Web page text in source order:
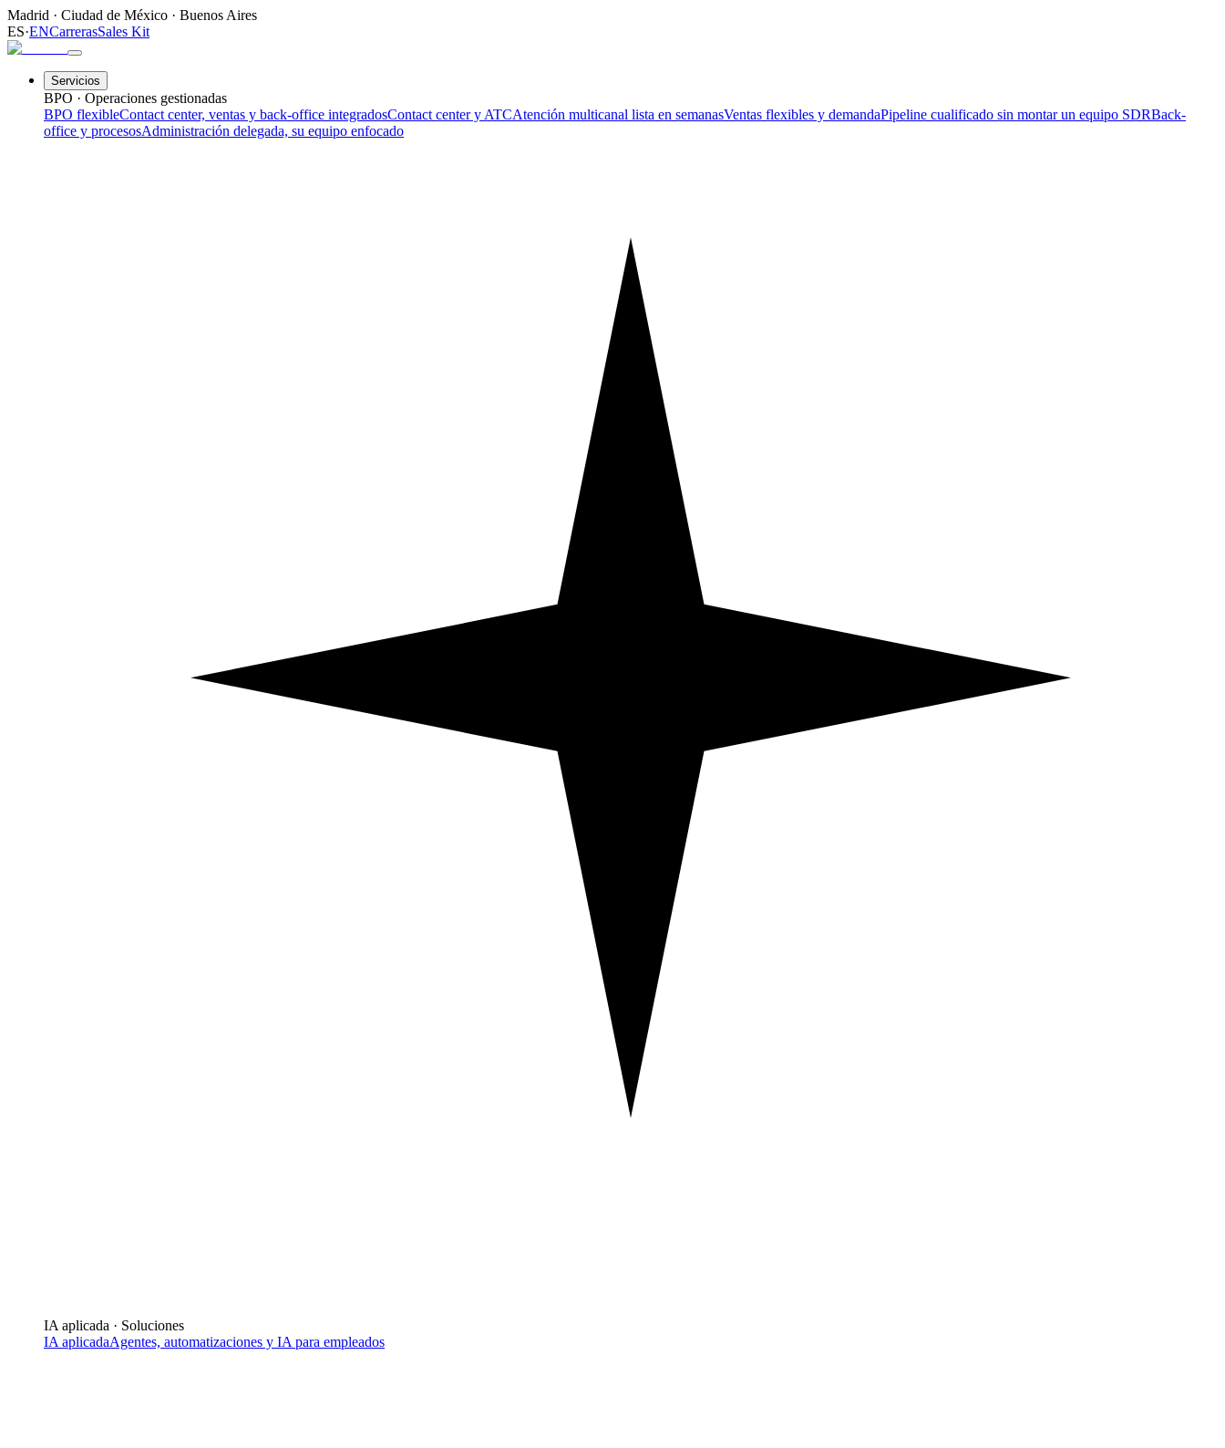
Madrid · Ciudad de México · Buenos Aires
ES·ENCarrerasSales Kit
Servicios
BPO · Operaciones gestionadas
BPO flexibleContact center, ventas y back-office integradosContact center y ATCAtención multicanal lista en semanasVentas flexibles y demandaPipeline cualificado sin montar un equipo SDRBack-
office y procesosAdministración delegada, su equipo enfocado
IA aplicada · Soluciones
IA aplicadaAgentes, automatizaciones y IA para empleados